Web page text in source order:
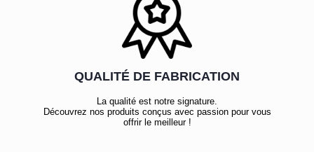
QUALITÉ DE FABRICATION
La qualité est notre signature.
Découvrez nos produits conçus avec passion pour vous
offrir le meilleur !